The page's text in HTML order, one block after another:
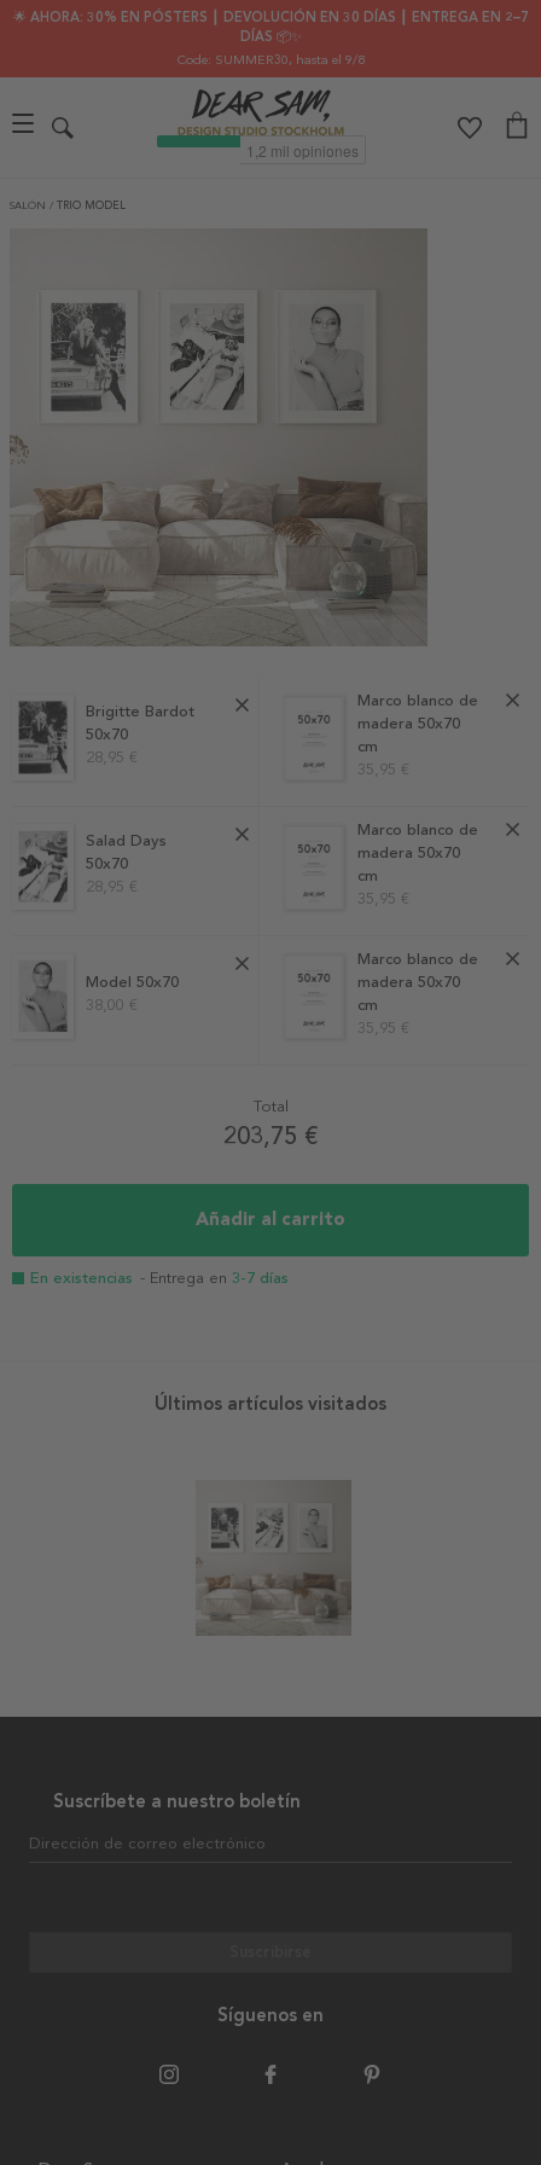
🌟 AHORA: 30% EN PÓSTERS ┃ DEVOLUCIÓN EN 30 DÍAS ┃ ENTREGA EN 2–7
DÍAS 📦✨
Code: SUMMER30, hasta el 9/8
SALÓN / TRIO MODEL
Marco blanco de
madera 50x70
cm
35,95 €
Brigitte Bardot
50x70
28,95 €
Marco blanco de
madera 50x70
cm
35,95 €
Salad Days
50x70
28,95 €
Marco blanco de
madera 50x70
cm
35,95 €
Model 50x70
38,00 €
Total
203,75 €
Añadir al carrito
En existencias - Entrega en 3-7 días
Últimos artículos visitados
Suscríbete a nuestro boletín
Dirección de correo electrónico
Síguenos en